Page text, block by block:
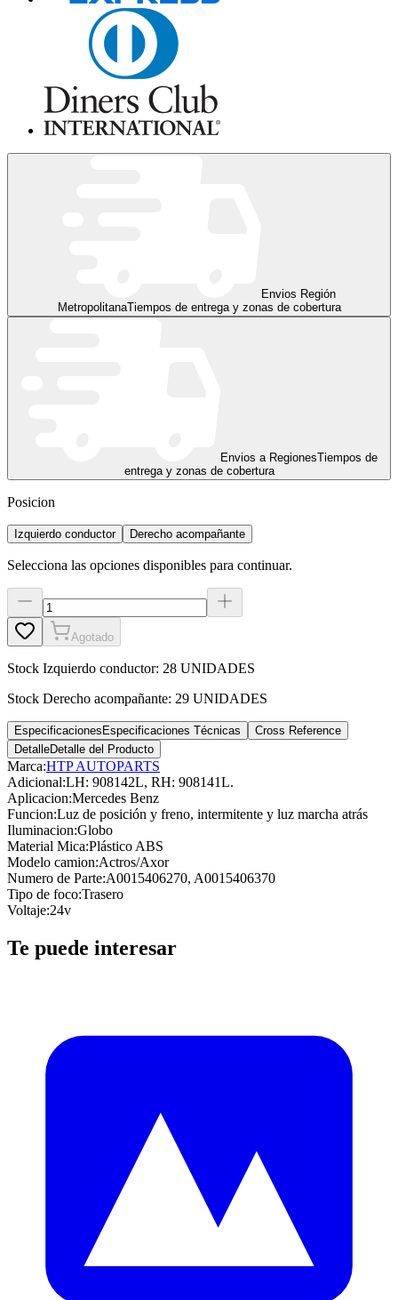
Envios Región
MetropolitanaTiempos de entrega y zonas de cobertura
Envios a RegionesTiempos de
entrega y zonas de cobertura
Posicion
Izquierdo conductor Derecho acompañante
Selecciona las opciones disponibles para continuar.
Agotado
Stock Izquierdo conductor: 28 UNIDADES
Stock Derecho acompañante: 29 UNIDADES
Especificaciones Especificaciones Técnicas
Cross Reference
DetalleDetalle del Producto
Marca:HTP AUTOPARTS
Adicional:LH: 908142L, RH: 908141L.
Aplicacion:Mercedes Benz
Funcion:Luz de posición y freno, intermitente y luz marcha atrás
Iluminacion:Globo
Material Mica:Plástico ABS
Modelo camion:Actros/Axor
Numero de Parte:A0015406270, A0015406370
Tipo de foco:Trasero
Voltaje:24v
Te puede interesar